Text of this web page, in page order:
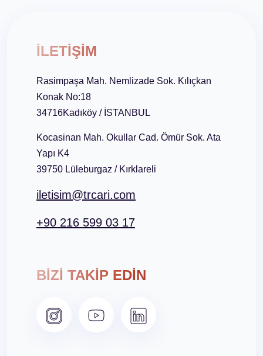
İLETİŞİM
Rasimpaşa Mah. Nemlizade Sok. Kılıçkan
Konak No:18
34716Kadıköy / İSTANBUL
Kocasinan Mah. Okullar Cad. Ömür Sok. Ata
Yapı K4
39750 Lüleburgaz / Kırklareli
iletisim@trcari.com
+90 216 599 03 17
BİZİ TAKİP EDİN